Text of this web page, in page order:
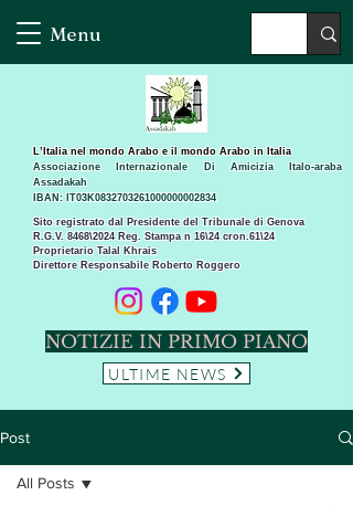
Menu
Sito registrato dal Presidente del Tribunale di Genova
R.G.V. 8468\2024 Reg. Stampa n 16\24 cron.61\24 ​
Proprietario Talal Khrais
Direttore Responsabile Roberto Roggero
L’Italia nel mondo Arabo e il mondo Arabo in Italia
Associazione Internazionale Di Amicizia Italo-araba
Assadakah
IBAN: IT03K0832703261000000002834
NOTIZIE IN PRIMO PIANO
ULTIME NEWS
Post
All Posts